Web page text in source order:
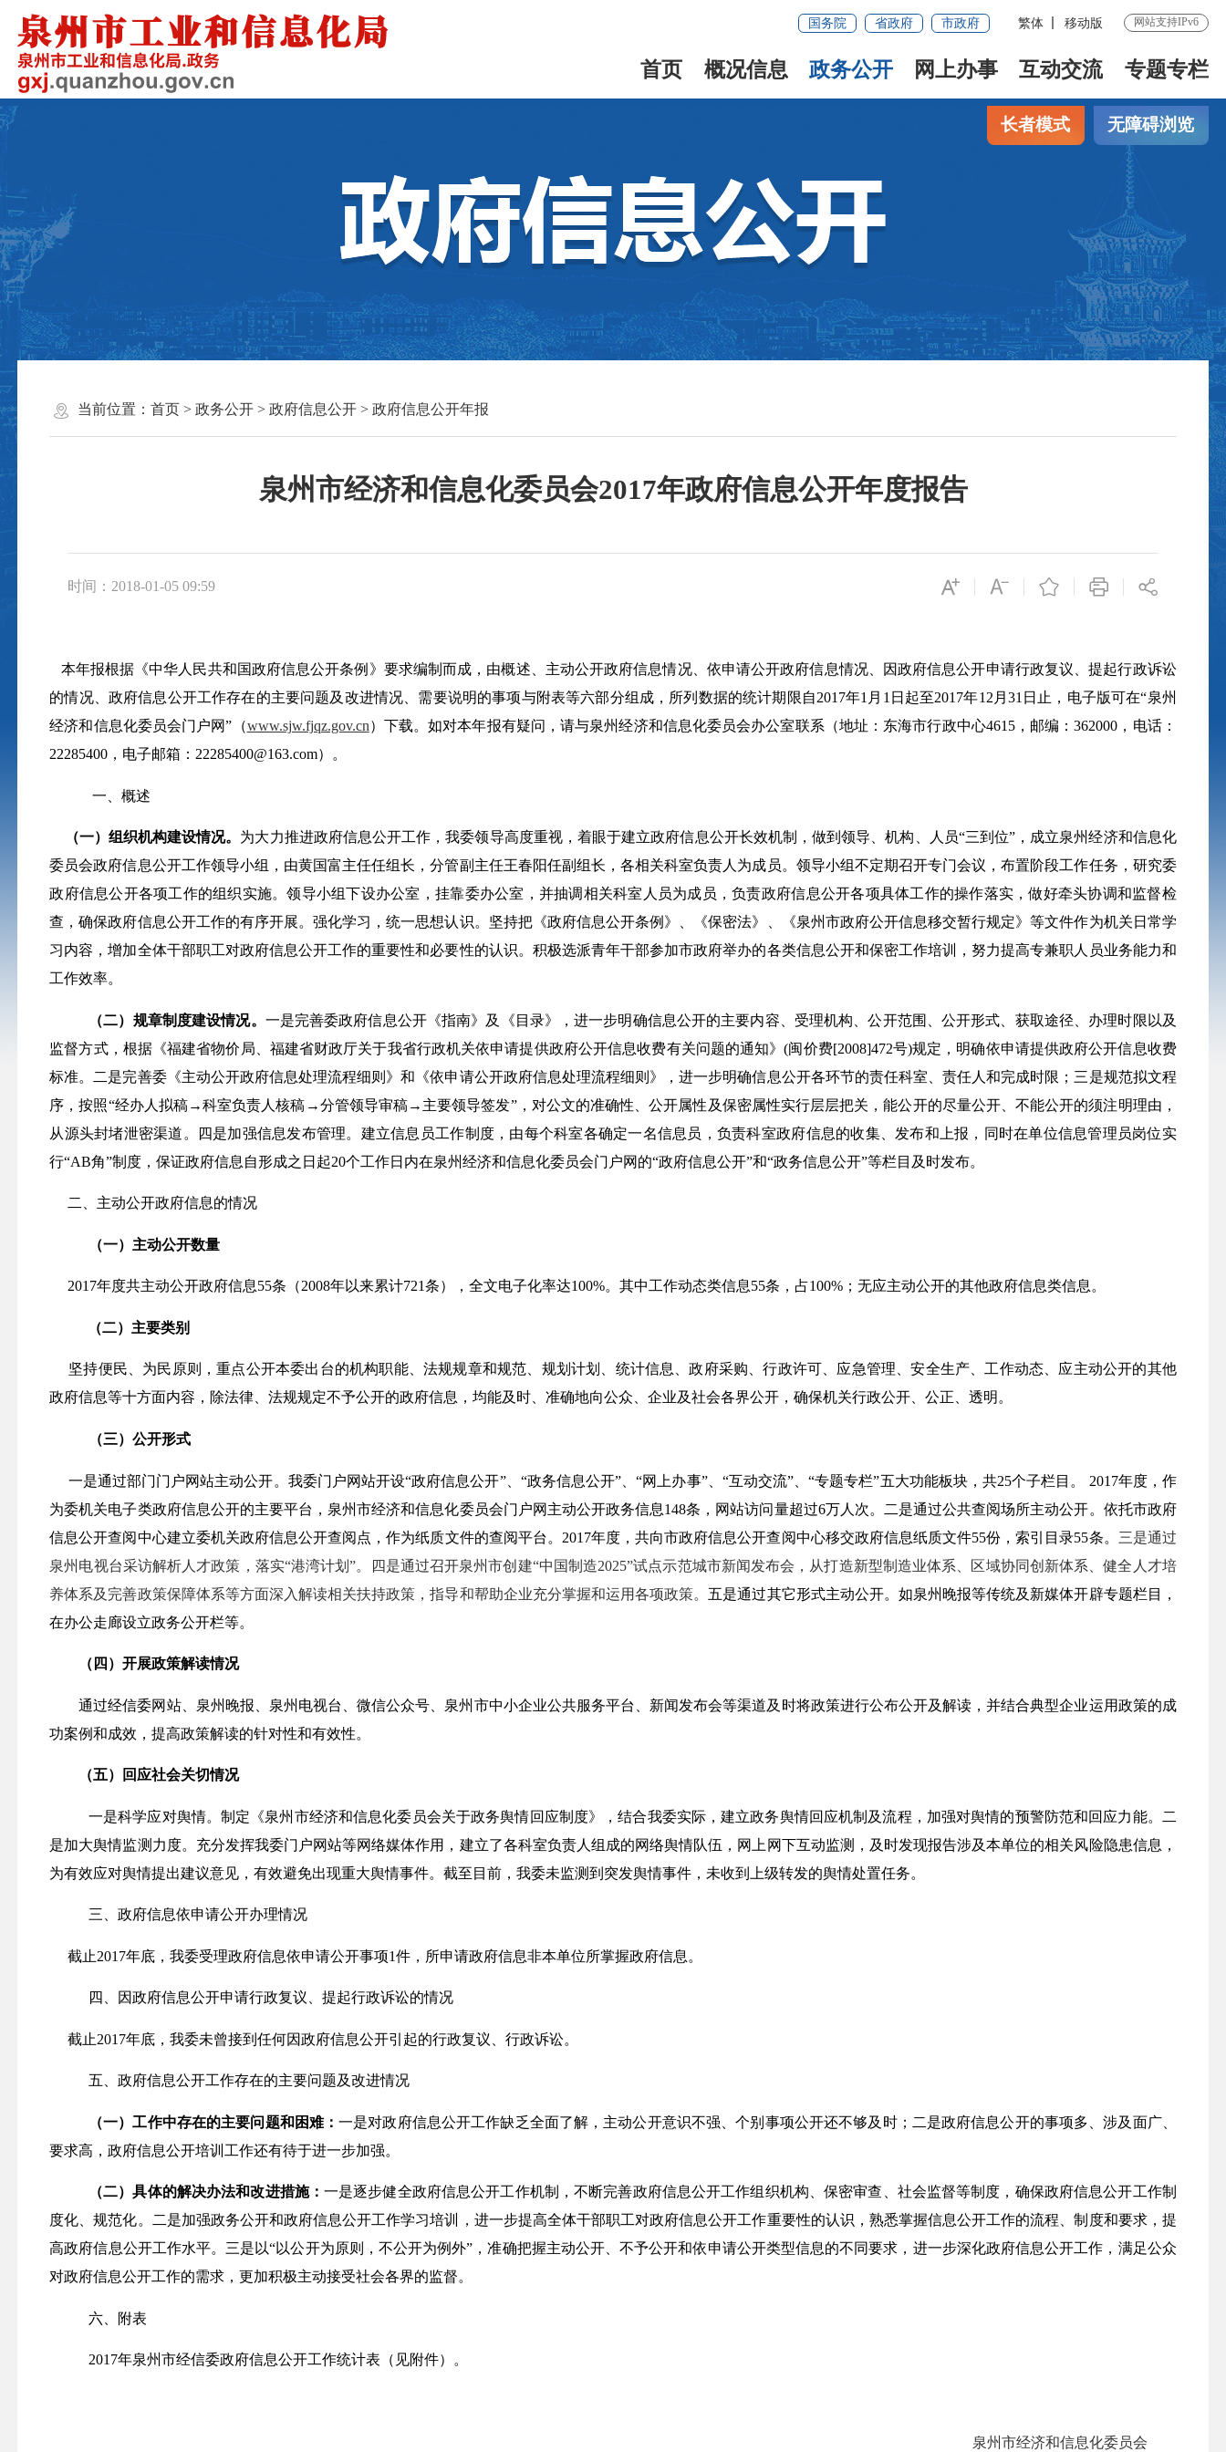
国务院 省政府 市政府 繁体 移动版 网站支持IPv6
首页 概况信息 政务公开 网上办事 互动交流 专题专栏
长者模式 无障碍浏览
当前位置： 首页> 政务公开> 政府信息公开> 政府信息公开年报
泉州市经济和信息化委员会2017年政府信息公开年度报告
时间：2018-01-05 09:59
本年报根据《中华人民共和国政府信息公开条例》要求编制而成，由概述、主动公开政府信息情况、依申请公开政府信息情况、因政府信息公开申请行政复议、提起行政诉讼
的情况、政府信息公开工作存在的主要问题及改进情况、需要说明的事项与附表等六部分组成，所列数据的统计期限自2017年1 月 1 日起至2017年12 月 31 日止，电子版可在“泉州
经济和信息化委员会门户网”（www.sjw.fjqz.gov.cn）下载。如对本年报有疑问，请与泉州经济和信息化委员会办公室联系（地址：东海市行政中心4615，邮编：362000 ，电话：
22285400 ，电子邮箱： 22285400@163.com）。
一、概述
（一）组织机构建设情况。 为大力推进政府信息公开工作，我委领导高度重视，着眼于建立政府信息公开长效机制，做到领导、机构、人员“三到位”，成立泉州经济和信息化
委员会政府信息公开工作领导小组，由黄国富主任任组长，分管副主任王春阳任副组长，各相关科室负责人为成员。领导小组不定期召开专门会议，布置阶段工作任务，研究委
政府信息公开各项工作的组织实施。领导小组下设办公室，挂靠委办公室，并抽调相关科室人员为成员，负责政府信息公开各项具体工作的操作落实，做好牵头协调和监督检
查，确保政府信息公开工作的有序开展。强化学习，统一思想认识。坚持把《政府信息公开条例》、《保密法》、《泉州市政府公开信息移交暂行规定》等文件作为机关日常学
习内容，增加全体干部职工对政府信息公开工作的重要性和必要性的认识。积极选派青年干部参加市政府举办的各类信息公开和保密工作培训，努力提高专兼职人员业务能力和
工作效率。
（二）规章制度建设情况。 一是完善委政府信息公开《指南》及《目录》，进一步明确信息公开的主要内容、受理机构、公开范围、公开形式、获取途径、办理时限以及
监督方式，根据《福建省物价局、福建省财政厅关于我省行政机关依申请提供政府公开信息收费有关问题的通知》(闽价费[2008]472号)规定，明确依申请提供政府公开信息收费
标准。二是完善委《主动公开政府信息处理流程细则》和《依申请公开政府信息处理流程细则》，进一步明确信息公开各环节的责任科室、责任人和完成时限；三是规范拟文程
序，按照“经办人拟稿→科室负责人核稿→分管领导审稿→主要领导签发”，对公文的准确性、公开属性及保密属性实行层层把关，能公开的尽量公开、不能公开的须注明理由，
从源头封堵泄密渠道。四是加强信息发布管理。建立信息员工作制度，由每个科室各确定一名信息员，负责科室政府信息的收集、发布和上报，同时在单位信息管理员岗位实
行“AB角”制度，保证政府信息自形成之日起20个工作日内在泉州经济和信息化委员会门户网的“政府信息公开”和“政务信息公开”等栏目及时发布。
二、主动公开政府信息的情况
（一）主动公开数量
2017年度共主动公开政府信息55条（2008年以来累计721条），全文电子化率达100%。其中工作动态类信息55条，占100% ；无应主动公开的其他政府信息类信息。
（二）主要类别
坚持便民、为民原则，重点公开本委出台的机构职能、法规规章和规范、规划计划、统计信息、政府采购、行政许可、应急管理、安全生产、工作动态、应主动公开的其他
政府信息等十方面内容，除法律、法规规定不予公开的政府信息，均能及时、准确地向公众、企业及社会各界公开，确保机关行政公开、公正、透明。
（三）公开形式
一是通过部门门户网站主动公开。我委门户网站开设“政府信息公开”、“政务信息公开”、“网上办事”、“互动交流”、“专题专栏”五大功能板块，共25个子栏目。 2017年度，作
为委机关电子类政府信息公开的主要平台，泉州市经济和信息化委员会门户网主动公开政务信息148条，网站访问量超过6万人次。二是通过公共查阅场所主动公开。依托市政府
信息公开查阅中心建立委机关政府信息公开查阅点，作为纸质文件的查阅平台。 2017年度，共向市政府信息公开查阅中心移交政府信息纸质文件55份，索引目录55条。 三是通过
泉州电视台采访解析人才政策，落实“港湾计划”。四是通过召开泉州市创建“中国制造2025”试点示范城市新闻发布会，从打造新型制造业体系、区域协同创新体系、健全人才培
养体系及完善政策保障体系等方面深入解读相关扶持政策，指导和帮助企业充分掌握和运用各项政策。 五是通过其它形式主动公开。如泉州晚报等传统及新媒体开辟专题栏目，
在办公走廊设立政务公开栏等。
（四）开展政策解读情况
通过经信委网站、泉州晚报、泉州电视台、微信公众号、泉州市中小企业公共服务平台、新闻发布会等渠道及时将政策进行公布公开及解读，并结合典型企业运用政策的成
功案例和成效，提高政策解读的针对性和有效性。
（五）回应社会关切情况
一是科学应对舆情。制定《泉州市经济和信息化委员会关于政务舆情回应制度》，结合我委实际，建立政务舆情回应机制及流程，加强对舆情的预警防范和回应力能。二
是加大舆情监测力度。充分发挥我委门户网站等网络媒体作用，建立了各科室负责人组成的网络舆情队伍，网上网下互动监测，及时发现报告涉及本单位的相关风险隐患信息，
为有效应对舆情提出建议意见，有效避免出现重大舆情事件。截至目前，我委未监测到突发舆情事件，未收到上级转发的舆情处置任务。
三、政府信息依申请公开办理情况
截止2017年底，我委受理政府信息依申请公开事项1件，所申请政府信息非本单位所掌握政府信息。
四、因政府信息公开申请行政复议、提起行政诉讼的情况
截止2017年底，我委未曾接到任何因政府信息公开引起的行政复议、行政诉讼。
五、政府信息公开工作存在的主要问题及改进情况
（一）工作中存在的主要问题和困难：一是对政府信息公开工作缺乏全面了解，主动公开意识不强、个别事项公开还不够及时；二是政府信息公开的事项多、涉及面广、
要求高，政府信息公开培训工作还有待于进一步加强。
（二）具体的解决办法和改进措施：一是逐步健全政府信息公开工作机制，不断完善政府信息公开工作组织机构、保密审查、社会监督等制度，确保政府信息公开工作制
度化、规范化。二是加强政务公开和政府信息公开工作学习培训，进一步提高全体干部职工对政府信息公开工作重要性的认识，熟悉掌握信息公开工作的流程、制度和要求，提
高政府信息公开工作水平。三是以“以公开为原则，不公开为例外”，准确把握主动公开、不予公开和依申请公开类型信息的不同要求，进一步深化政府信息公开工作，满足公众
对政府信息公开工作的需求，更加积极主动接受社会各界的监督。
六、附表
2017年泉州市经信委政府信息公开工作统计表（见附件）。
泉州市经济和信息化委员会